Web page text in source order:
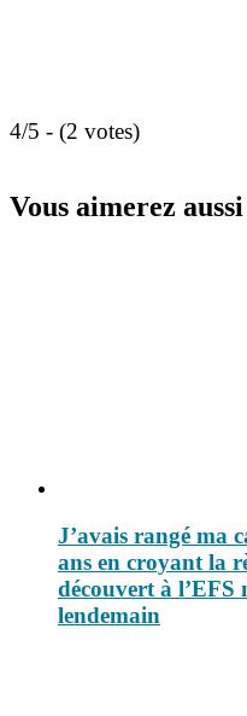
4/5 - (2 votes)
Vous aimerez aussi
J’avais rangé ma
ans en croyant la
découvert à l’EFS
lendemain